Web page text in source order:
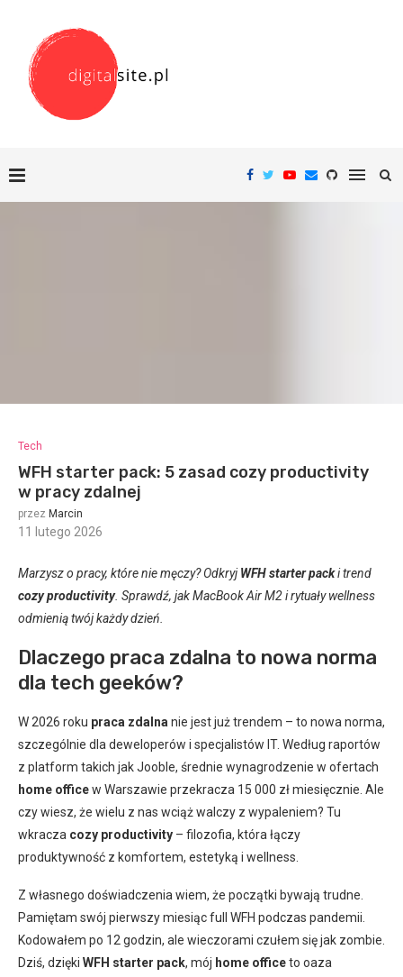
Tech
WFH starter pack: 5 zasad cozy productivity
w pracy zdalnej
przez Marcin
11 lutego 2026
Marzysz o pracy, które nie męczy? Odkryj WFH starter packi trend
cozy productivity. Sprawdź, jak MacBook Air M2 i rytuały wellness
odmienią twój każdy dzień.
Dlaczego praca zdalna to nowa norma
dla tech geeków?
W 2026 roku praca zdalna nie jest już trendem – to nowa norma,
szczególnie dla deweloperów i specjalistów IT. Według raportów
z platform takich jak Jooble, średnie wynagrodzenie w ofertach
home officew Warszawie przekracza 15 000 zł miesięcznie. Ale
czy wiesz, że wielu z nas wciąż walczy z wypaleniem? Tu
wkracza cozy productivity – filozofia, która łączy
produktywność z komfortem, estetyką i wellness.
Z własnego doświadczenia wiem, że początki bywają trudne.
Pamiętam swój pierwszy miesiąc full WFH podczas pandemii.
Kodowałem po 12 godzin, ale wieczorami czułem się jak zombie.
Dziś, dzięki WFH starter pack, mój home officeto oaza